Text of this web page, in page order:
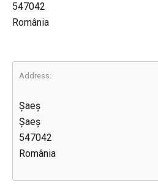
547042
România
Address:
Şaeş
Şaeş
547042
România